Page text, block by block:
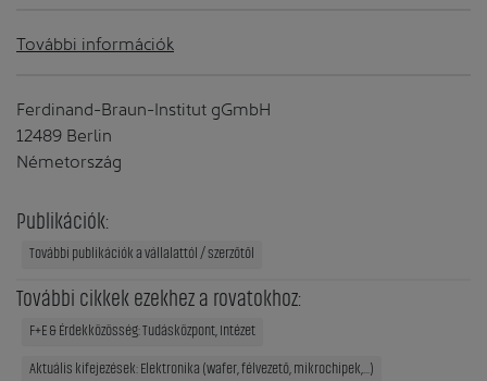
További információk
Ferdinand-Braun-Institut gGmbH
12489 Berlin
Németország
Publikációk:
További publikációk a vállalattól / szerzőtől
További cikkek ezekhez a rovatokhoz:
F+E & Érdekközösség: Tudásközpont, Intézet
Aktuális kifejezések: Elektronika (wafer, félvezető, mikrochipek,...)